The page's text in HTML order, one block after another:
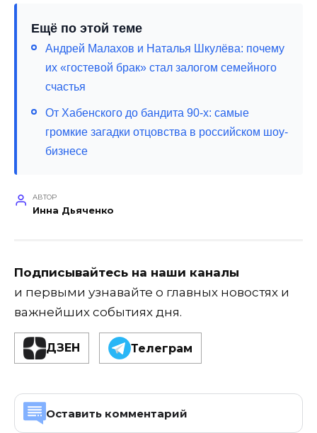
Ещё по этой теме
Андрей Малахов и Наталья Шкулёва: почему
их «гостевой брак» стал залогом семейного
счастья
От Хабенского до бандита 90-х: самые
громкие загадки отцовства в российском шоу-
бизнесе
АВТОР
Инна Дьяченко
Подписывайтесь на наши каналы
и первыми узнавайте о главных новостях и
важнейших событиях дня.
ДЗЕН Телеграм
Оставить комментарий